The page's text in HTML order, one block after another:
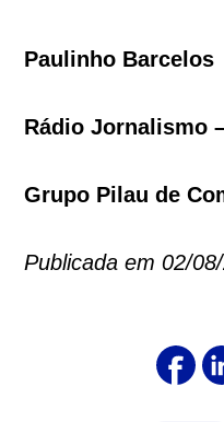
Paulinho Barcelos
Rádio Jornalismo
Grupo Pilau de
Publicada em 02/